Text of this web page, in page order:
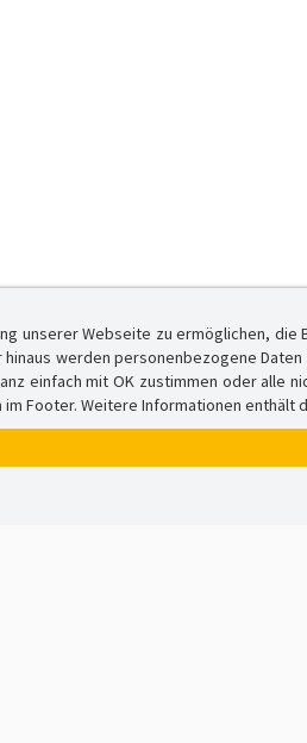
unserer Webseite zu ermöglichen,
werden personenbezogene
einfach mit OK zustimmen oder alle
Footer. Weitere Informationen enthält